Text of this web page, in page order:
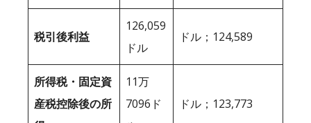
税引後利益
126,059
ドル
ドル；124,589
所得税・固定資
産税控除後の所
11万
7096ド
ドル；123,773